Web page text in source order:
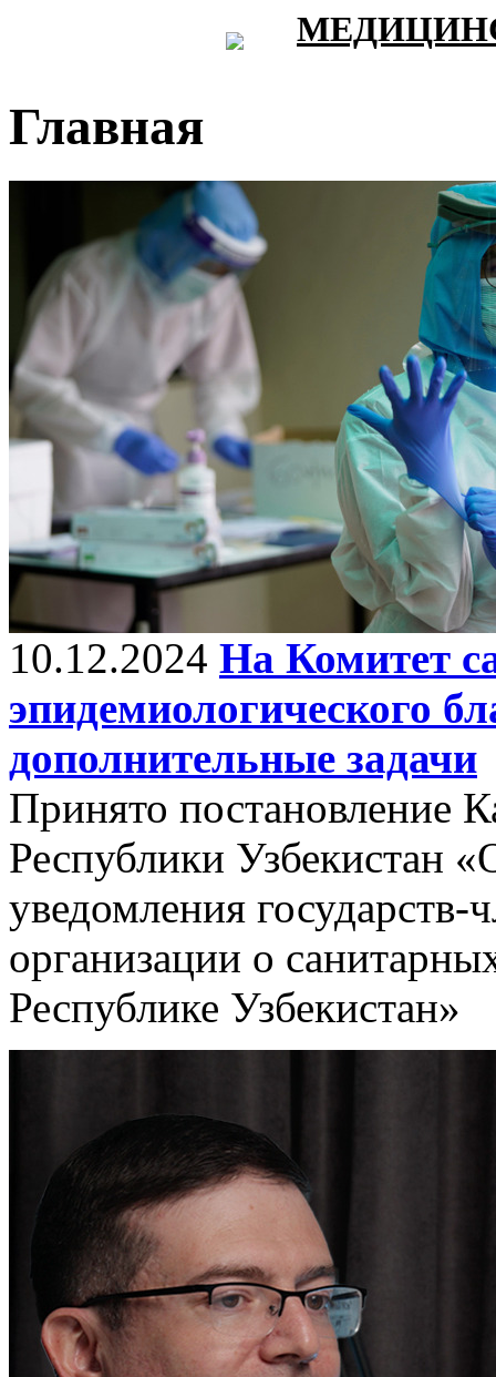
Главная
10.12.2024 На Комитет
эпидемиологического
дополнительные задачи
Принято постановление
Республики Узбекистан
уведомления
организации о
Республике Узбекистан»